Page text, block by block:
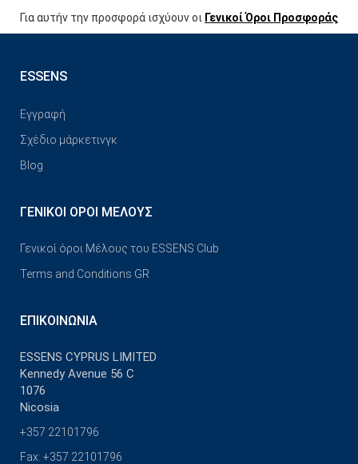
Για αυτήν την προσφορά ισχύουν οι Γενικοί Όροι Προσφοράς
ESSENS
Εγγραφή
Σχέδιο μάρκετινγκ
Blog
ΓΕΝΙΚΟΊ ΌΡΟΙ ΜΈΛΟΥΣ
Γενικοί όροι Μέλους του ESSENS Club
Terms and Conditions GR
ΕΠΙΚΟΙΝΩΝΊΑ
ESSENS CYPRUS LIMITED
Kennedy Avenue 56 C
1076
Nicosia
+357 22101796
Fax: +357 22101796